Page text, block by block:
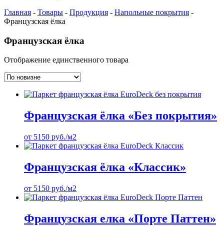
Главная - Товары - Продукция - Напольные покрытия -
Французская ёлка
Французская ёлка
Отображение единственного товара
Французская ёлка «Без покрытия»
от 5150 руб./м2
Французская ёлка «Классик»
от 5150 руб./м2
Французская елка «Порте Паттен»